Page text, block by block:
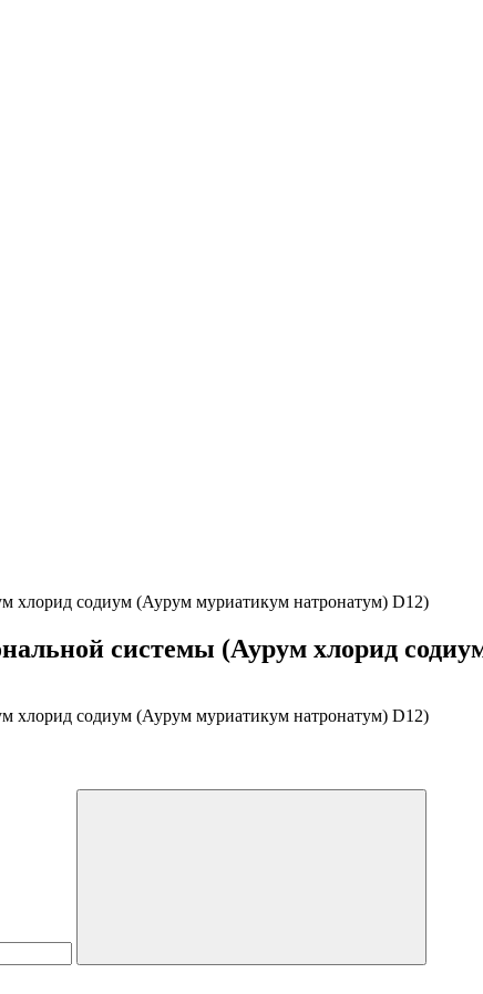
содиум (Аурум муриатикум натронатум) D12)
системы (Аурум хлорид
содиум (Аурум муриатикум натронатум) D12)